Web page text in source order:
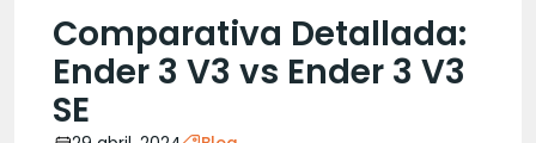
Comparativa Detallada:
Ender 3 V3 vs Ender 3 V3
SE